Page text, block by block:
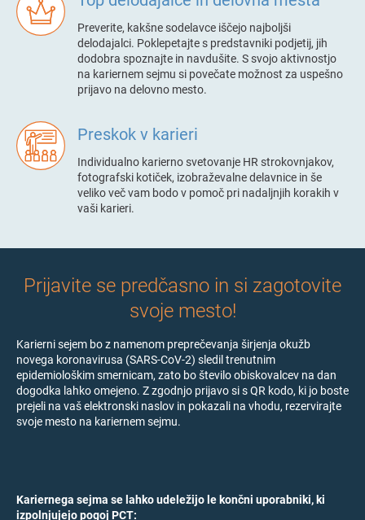
Preverite, kakšne sodelavce iščejo najboljši
delodajalci. Poklepetajte s predstavniki podjetij, jih
dodobra spoznajte in navdušite. S svojo aktivnostjo
na kariernem sejmu si povečate možnost za uspešno
prijavo na delovno mesto.
Preskok v karieri
Individualno karierno svetovanje HR strokovnjakov,
fotografski kotiček, izobraževalne delavnice in še
veliko več vam bodo v pomoč pri nadaljnjih korakih v
vaši karieri.
Prijavite se predčasno in si zagotovite
svoje mesto!
Karierni sejem bo z namenom preprečevanja širjenja okužb
novega koronavirusa (SARS-CoV-2) sledil trenutnim
epidemiološkim smernicam, zato bo število obiskovalcev na dan
dogodka lahko omejeno. Z zgodnjo prijavo si s QR kodo, ki jo boste
prejeli na vaš elektronski naslov in pokazali na vhodu, rezervirajte
svoje mesto na kariernem sejmu.
Kariernega sejma se lahko udeležijo le končni uporabniki, ki
izpolnjujejo pogoj PCT: